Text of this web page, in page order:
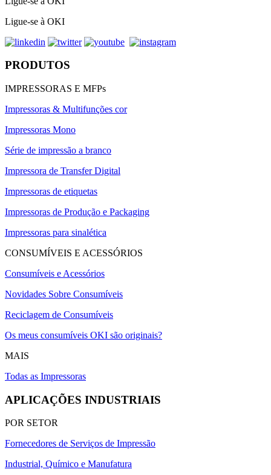
Ligue-se à OKI
PRODUTOS
IMPRESSORAS E MFPs
Impressoras & Multifunções cor
Impressoras Mono
Série de impressão a branco
Impressora de Transfer Digital
Impressoras de etiquetas
Impressoras de Produção e Packaging
Impressoras para sinalética
CONSUMÍVEIS E ACESSÓRIOS
Consumíveis e Acessórios
Novidades Sobre Consumíveis
Reciclagem de Consumíveis
Os meus consumíveis OKI são originais?
MAIS
Todas as Impressoras
APLICAÇÕES INDUSTRIAIS
POR SETOR
Fornecedores de Serviços de Impressão
Industrial, Químico e Manufatura